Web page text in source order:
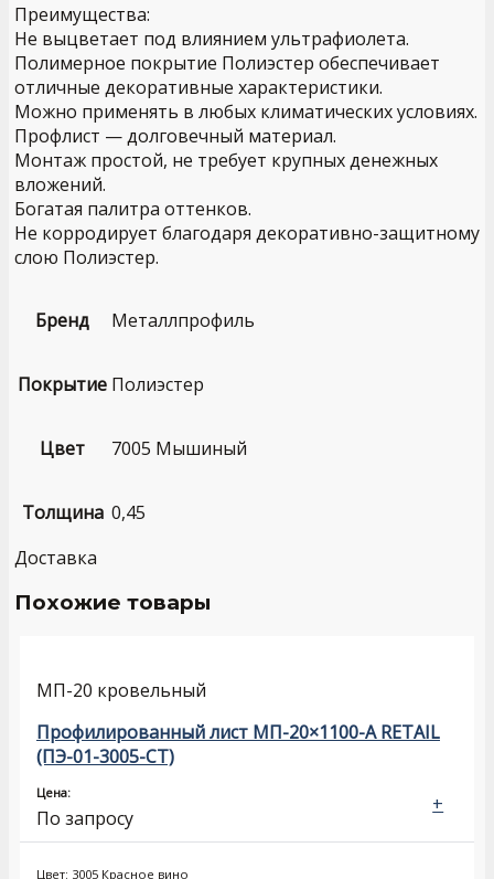
Преимущества:
Не выцветает под влиянием ультрафиолета.
Полимерное покрытие Полиэстер обеспечивает
отличные декоративные характеристики.
Можно применять в любых климатических условиях.
Профлист — долговечный материал.
Монтаж простой, не требует крупных денежных
вложений.
Богатая палитра оттенков.
Не корродирует благодаря декоративно-защитному
слою Полиэстер.
Бренд Металлпрофиль
Покрытие Полиэстер
Цвет 7005 Мышиный
Толщина 0,45
Доставка
Похожие товары
МП-20 кровельный
Профилированный лист МП-20×1100-A RETAIL
(ПЭ-01-3005-СТ)
Цена:
По запросу
Цвет: 3005 Красное вино
+